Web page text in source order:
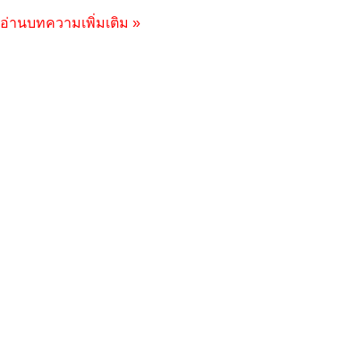
อ่านบทความเพิ่มเติม »